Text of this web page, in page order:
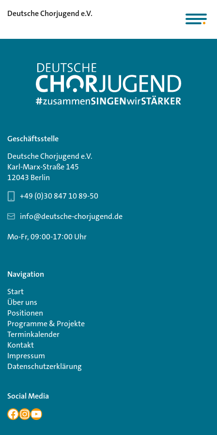
Deutsche Chorjugend e.V.
Geschäftsstelle
Deutsche Chorjugend e.V.
Karl-Marx-Straße 145
12043 Berlin
+49 (0)30 847 10 89-50
info@deutsche-chorjugend.de
Mo-Fr, 09:00-17:00 Uhr
Navigation
Start
Über uns
Positionen
Programme & Projekte
Terminkalender
Kontakt
Impressum
Datenschutzerklärung
Social Media